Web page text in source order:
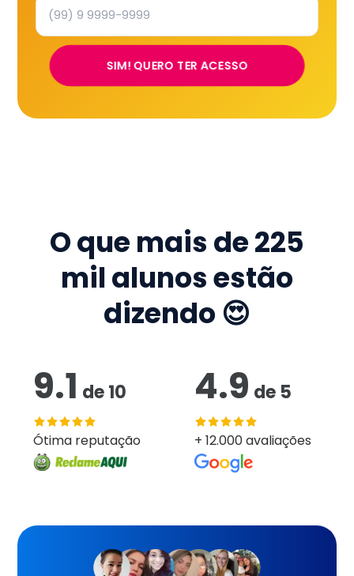
SIM! QUERO TER ACESSO
O que mais de225
mil alunos estão
dizendo 😍
9.1 de10
Ótima reputação
4.9 de 5
+ 12.000 avaliações